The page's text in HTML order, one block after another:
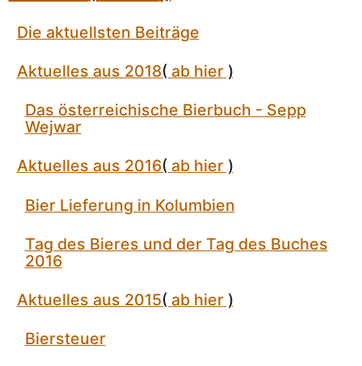
Die aktuellsten Beiträge
Aktuelles aus 2018( ab hier)
Das österreichische Bierbuch - Sepp
Wejwar
Aktuelles aus 2016( ab hier)
Bier Lieferung in Kolumbien
Tag des Bieres und der Tag des Buches
2016
Aktuelles aus 2015( ab hier)
Biersteuer